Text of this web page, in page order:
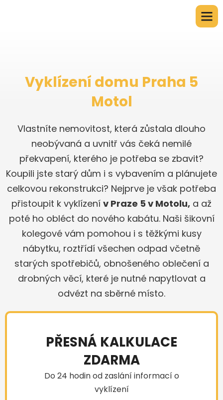
Vyklízení domu Praha 5
Motol
Vlastníte nemovitost, která zůstala dlouho
neobývaná a uvnitř vás čeká nemilé
překvapení, kterého je potřeba se zbavit?
Koupili jste starý dům i s vybavením a plánujete
celkovou rekonstrukci? Nejprve je však potřeba
přistoupit k vyklízení v Praze 5 v Motolu, a až
poté ho obléct do nového kabátu. Naši šikovní
kolegové vám pomohou i s těžkými kusy
nábytku, roztřídí všechen odpad včetně
starých spotřebičů, obnošeného oblečení a
drobných věcí, které je nutné napytlovat a
odvézt na sběrné místo.
PŘESNÁ KALKULACE
ZDARMA
Do 24 hodin od zaslání informací o
vyklízení